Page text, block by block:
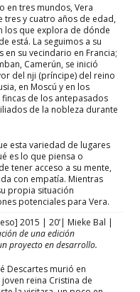
en tres mundos, Vera
tres y cuatro años de edad,
los que explora de dónde
está. La seguimos a su
en su vecindario en Francia;
Camerún, se inició
del nji (príncipe) del reino
en Moscú y en los
de los antepasados
de la nobleza durante
esta variedad de lugares
es lo que piensa o
tener acceso a su mente,
con empatía. Mientras
propia situación
potenciales para Vera.
2015 | 20’| Mieke Bal |
de una edición
proyecto en desarrollo.
Descartes murió en
reina Cristina de